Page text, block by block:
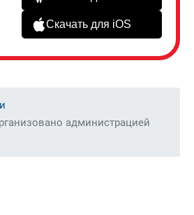
Скачать для iOS
администрацией